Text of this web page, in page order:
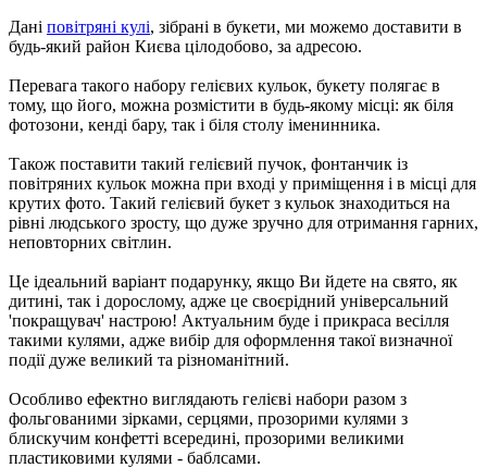
Дані повітряні кулі, зібрані в букети, ми можемо доставити в
будь-який район Києва цілодобово, за адресою.
Перевага такого набору гелієвих кульок, букету полягає в
тому, що його, можна розмістити в будь-якому місці: як біля
фотозони, кенді бару, так і біля столу іменинника.
Також поставити такий гелієвий пучок, фонтанчик із
повітряних кульок можна при вході у приміщення і в місці для
крутих фото. Такий гелієвий букет з кульок знаходиться на
рівні людського зросту, що дуже зручно для отримання гарних,
неповторних світлин.
Це ідеальний варіант подарунку, якщо Ви йдете на свято, як
дитині, так і дорослому, адже це своєрідний універсальний
'покращувач' настрою! Актуальним буде і прикраса весілля
такими кулями, адже вибір для оформлення такої визначної
події дуже великий та різноманітний.
Особливо ефектно виглядають гелієві набори разом з
фольгованими зірками, серцями, прозорими кулями з
блискучим конфетті всередині, прозорими великими
пластиковими кулями - баблсами.